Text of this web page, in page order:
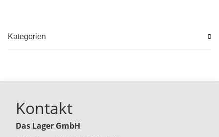
Kategorien
Kontakt
Das Lager GmbH